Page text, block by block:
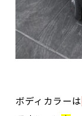
ボディカラーは